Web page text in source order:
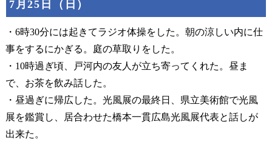
7月25日（日）
・6時30分には起きてラジオ体操をした。朝の涼しい内に仕
事をするにかぎる。庭の草取りをした。
・10時過ぎ頃、戸河内の友人が立ち寄ってくれた。昼ま
で、お茶を飲み話した。
・昼過ぎに帰広した。光風展の最終日、県立美術館で光風
展を鑑賞し、居合わせた橋本一貫広島光風展代表と話しが
出来た。